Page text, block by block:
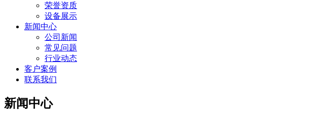
荣誉资质
设备展示
新闻中心
公司新闻
常见问题
行业动态
客户案例
联系我们
新闻中心